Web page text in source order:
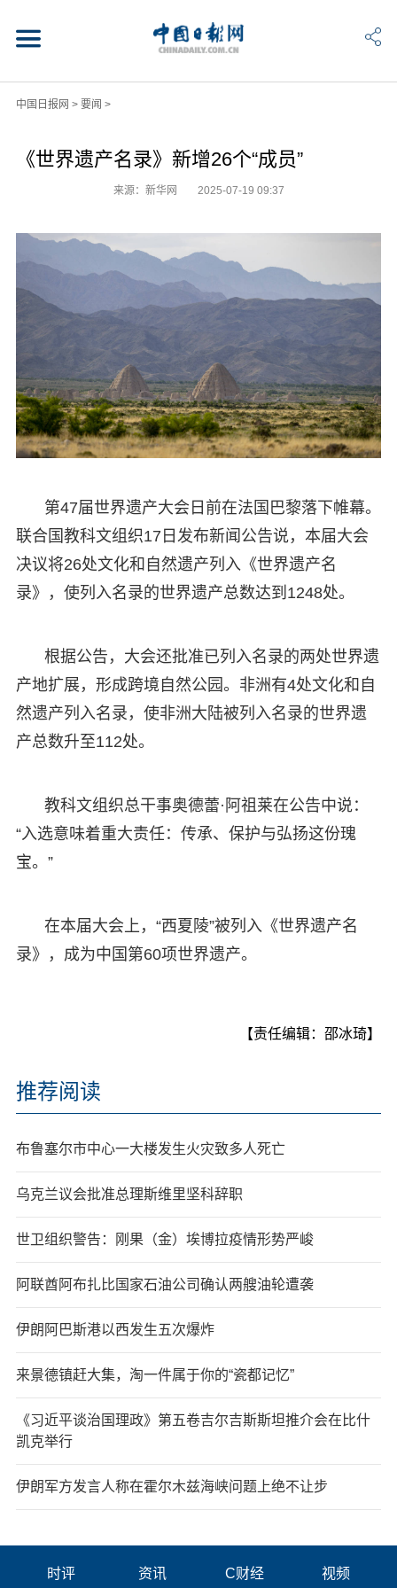
中国日报网 > 要闻 >
《世界遗产名录》新增26个“成员”
来源：新华网 2025-07-19 09:37
第47届世界遗产大会日前在法国巴黎落下帷幕。
联合国教科文组织17日发布新闻公告说，本届大会
决议将26处文化和自然遗产列入《世界遗产名
录》，使列入名录的世界遗产总数达到1248处。
根据公告，大会还批准已列入名录的两处世界遗
产地扩展，形成跨境自然公园。非洲有4处文化和自
然遗产列入名录，使非洲大陆被列入名录的世界遗
产总数升至112处。
教科文组织总干事奥德蕾·阿祖莱在公告中说：
“入选意味着重大责任：传承、保护与弘扬这份瑰
宝。”
在本届大会上，“西夏陵”被列入《世界遗产名
录》，成为中国第60项世界遗产。
【责任编辑：邵冰琦】
推荐阅读
布鲁塞尔市中心一大楼发生火灾致多人死亡
乌克兰议会批准总理斯维里坚科辞职
世卫组织警告：刚果（金）埃博拉疫情形势严峻
阿联酋阿布扎比国家石油公司确认两艘油轮遭袭
伊朗阿巴斯港以西发生五次爆炸
来景德镇赶大集，淘一件属于你的“瓷都记忆”
《习近平谈治国理政》第五卷吉尔吉斯斯坦推介会在比什
凯克举行
伊朗军方发言人称在霍尔木兹海峡问题上绝不让步
时评 资讯 C财经 视频